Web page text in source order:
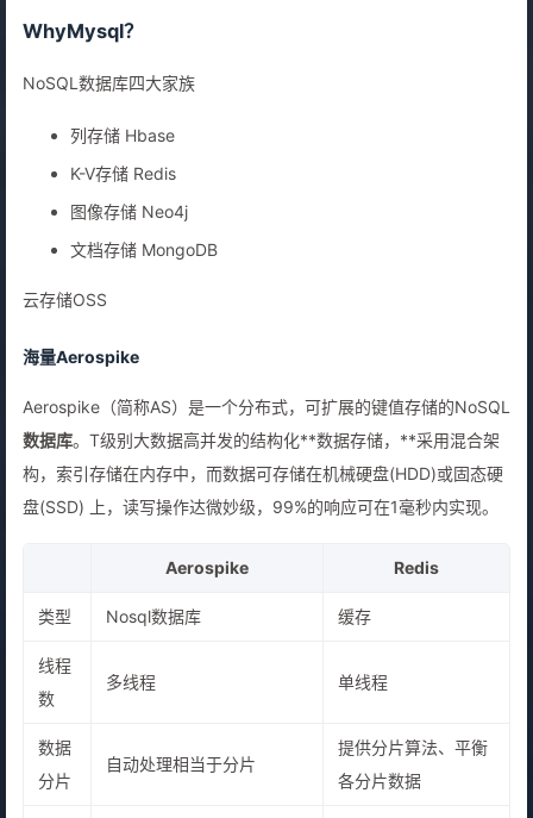
WhyMysql？
NoSQL数据库四大家族
列存储 Hbase
K-V存储 Redis
图像存储 Neo4j
文档存储 MongoDB
云存储OSS
海量Aerospike
Aerospike（简称AS）是一个分布式，可扩展的键值存储的NoSQL
数据库。T级别大数据高并发的结构化**数据存储，**采用混合架
构，索引存储在内存中，而数据可存储在机械硬盘(HDD)或固态硬
盘(SSD) 上，读写操作达微妙级，99%的响应可在1毫秒内实现。
Aerospike Redis
类型 Nosql数据库 缓存
线程
数
多线程 单线程
数据
分片
自动处理相当于分片
提供分片算法、平衡
各分片数据